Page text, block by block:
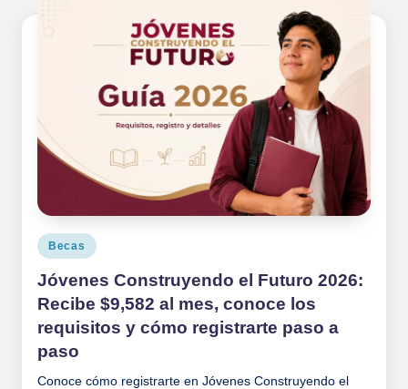
Publicado
en
Becas
Jóvenes Construyendo el Futuro 2026:
Recibe $9,582 al mes, conoce los
requisitos y cómo registrarte paso a
paso
Conoce cómo registrarte en Jóvenes Construyendo el